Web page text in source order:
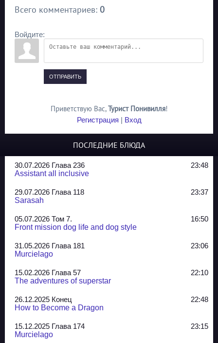
Всего комментариев: 0
Войдите:
ОТПРАВИТЬ
Приветствую Вас,Турист Понивилля!
Регистрация | Вход
ПОСЛЕДНИЕ БЛЮДА
30.07.2026 Глава 236
23:48
Assistant all inclusive
29.07.2026 Глава 118
23:37
Sarasah
05.07.2026 Том 7.
16:50
Front mission dog life and dog style
31.05.2026 Глава 181
23:06
Murcielago
15.02.2026 Глава 57
22:10
The adventures of superstar
26.12.2025 Конец
22:48
How to Become a Dragon
15.12.2025 Глава 174
23:15
Murcielago